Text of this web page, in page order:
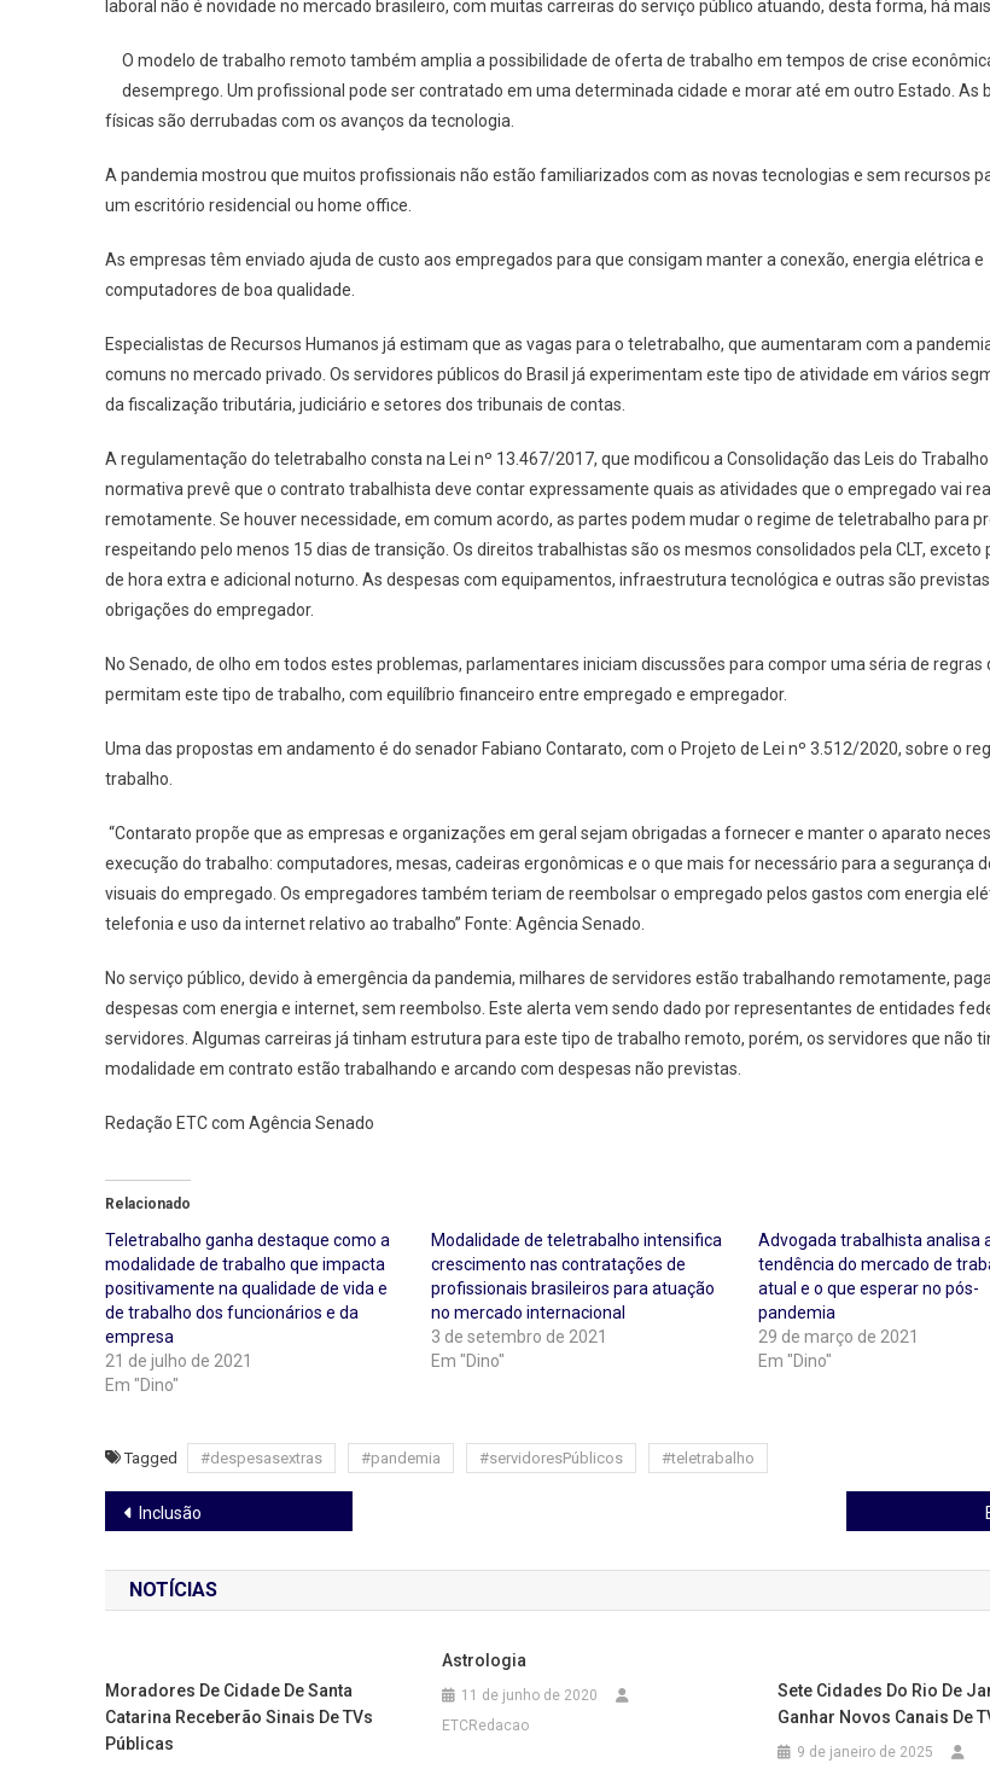
laboral não é novidade no mercado brasileiro, com muitas carreiras do serviço público atuando, desta forma, há
O modelo de trabalho remoto também amplia a possibilidade de oferta de trabalho em tempos de crise
desemprego. Um profissional pode ser contratado em uma determinada cidade e morar até em outro Estado. As
físicas são derrubadas com os avanços da tecnologia.
A pandemia mostrou que muitos profissionais não estão familiarizados com as novas tecnologias e sem recursos
um escritório residencial ou home office.
As empresas têm enviado ajuda de custo aos empregados para que consigam manter a conexão, energia elétrica e
computadores de boa qualidade.
Especialistas de Recursos Humanos já estimam que as vagas para o teletrabalho, que aumentaram com a
comuns no mercado privado. Os servidores públicos do Brasil já experimentam este tipo de atividade em vários
da fiscalização tributária, judiciário e setores dos tribunais de contas.
A regulamentação do teletrabalho consta na Lei nº 13.467/2017, que modificou a Consolidação das Leis do Trabalho
normativa prevê que o contrato trabalhista deve contar expressamente quais as atividades que o empregado vai
remotamente. Se houver necessidade, em comum acordo, as partes podem mudar o regime de teletrabalho para
respeitando pelo menos 15 dias de transição. Os direitos trabalhistas são os mesmos consolidados pela CLT, exceto
de hora extra e adicional noturno. As despesas com equipamentos, infraestrutura tecnológica e outras são
obrigações do empregador.
No Senado, de olho em todos estes problemas, parlamentares iniciam discussões para compor uma séria de regras
permitam este tipo de trabalho, com equilíbrio financeiro entre empregado e empregador.
Uma das propostas em andamento é do senador Fabiano Contarato, com o Projeto de Lei nº 3.512/2020, sobre o
trabalho.
“Contarato propõe que as empresas e organizações em geral sejam obrigadas a fornecer e manter o aparato
execução do trabalho: computadores, mesas, cadeiras ergonômicas e o que mais for necessário para a segurança
visuais do empregado. Os empregadores também teriam de reembolsar o empregado pelos gastos com energia
telefonia e uso da internet relativo ao trabalho” Fonte: Agência Senado.
No serviço público, devido à emergência da pandemia, milhares de servidores estão trabalhando remotamente,
despesas com energia e internet, sem reembolso. Este alerta vem sendo dado por representantes de entidades
servidores. Algumas carreiras já tinham estrutura para este tipo de trabalho remoto, porém, os servidores que não
modalidade em contrato estão trabalhando e arcando com despesas não previstas.
Redação ETC com Agência Senado
Relacionado
Teletrabalho ganha destaque como a
modalidade de trabalho que impacta
positivamente na qualidade de vida e
de trabalho dos funcionários e da
empresa
21 de julho de 2021
Em "Dino"
Modalidade de teletrabalho intensifica
crescimento nas contratações de
profissionais brasileiros para atuação
no mercado internacional
3 de setembro de 2021
Em "Dino"
Advogada trabalhista analisa
tendência do mercado de
atual e o que esperar no pós-
pandemia
29 de março de 2021
Em "Dino"
Tagged #despesasextras #pandemia #servidoresPúblicos #teletrabalho
Navegação
de
Post
Inclusão
NOTÍCIAS
Moradores De Cidade De Santa
Catarina Receberão Sinais De TVs
Públicas
Astrologia
11 de junho de 2020
ETCRedacao
Sete Cidades Do Rio De
Ganhar Novos Canais De
9 de janeiro de 2025